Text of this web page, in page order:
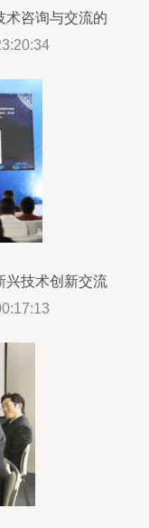
术咨询与交流的
兴技术创新交流